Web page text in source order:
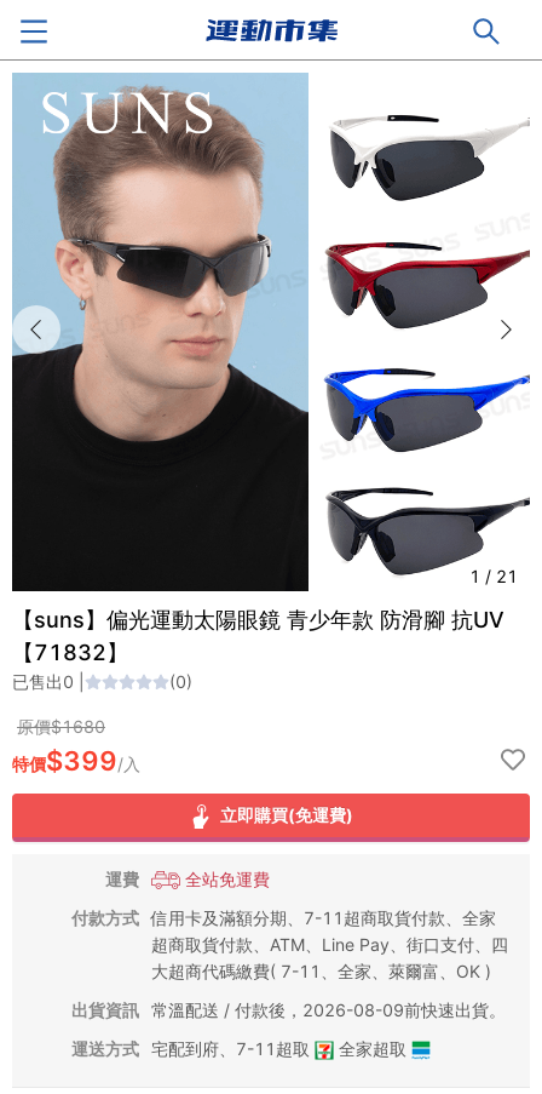
1 / 21
【suns】偏光運動太陽眼鏡 青少年款 防滑腳 抗UV
【71832】
已售出0 (0)
原價$1680
特價$399/入
立即購買(免運費)
運費
全站免運費
付款方式 信用卡及滿額分期、7-11超商取貨付款、全家
超商取貨付款、ATM、Line Pay、街口支付、四
大超商代碼繳費( 7-11、全家、萊爾富、OK )
出貨資訊 常溫配送 / 付款後，2026-08-09前快速出貨。
運送方式 宅配到府 7-11超取 全家超取